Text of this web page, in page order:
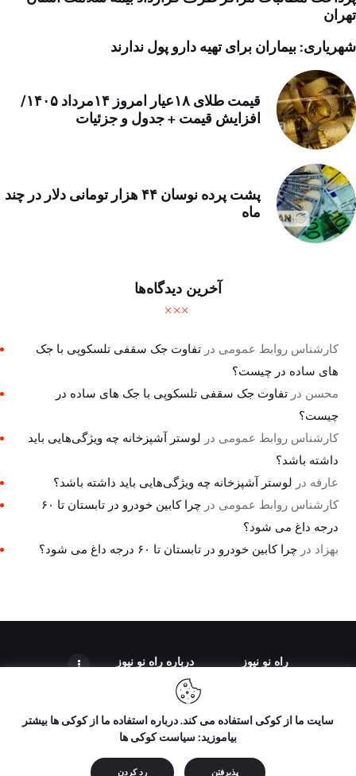
تهران
شهریاری: بیماران برای تهیه دارو پول ندارند
قیمت طلای ۱۸عیار امروز ۱۴مرداد ۱۴۰۵/
افزایش قیمت + جدول و جزئیات
پشت پرده نوسان ۴۴ هزار تومانی دلار در چند
ماه
آخرین دیدگاه‌ها
کارشناس روابط عمومی درتفاوت جک سقفی تلسکوپی با جک
های ساده در چیست؟
محسن درتفاوت جک سقفی تلسکوپی با جک های ساده در
چیست؟
کارشناس روابط عمومی در لوستر آشپزخانه چه ویژگی‌هایی باید
داشته باشد؟
عارفه در لوستر آشپزخانه چه ویژگی‌هایی باید داشته باشد؟
کارشناس روابط عمومی در
چرا کابین خودرو در تابستان تا ۶۰
درجه داغ می شود؟
بهزاد درچرا کابین خودرو در تابستان تا ۶۰ درجه داغ می شود؟
راه نو نیوز درباره راه‌ نو نیوز
تمامی حقوق مطالب برای "راه نو نیوز" محفوظ است و هرگونه کپی
برداری بدون ذکر منبع ممنوع می باشد.
سایت ما از کوکی استفاده می کند. درباره استفاده ما از کوکی ها بیشتر
بیاموزید: سیاست کوکی ها
پذیرفتن رد کردن